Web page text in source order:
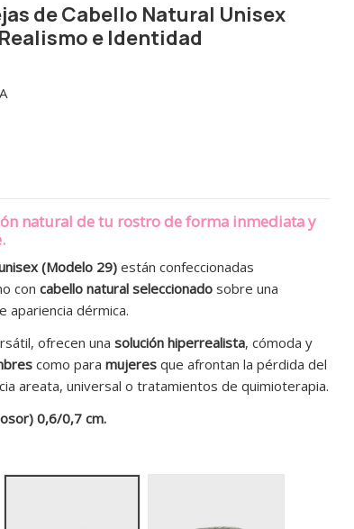
de Cabello Natural Unisex
e Identidad
natural de tu rostro de forma inmediata y
(Modelo 29)están confeccionadas
con cabello natural seleccionadosobre una
apariencia dérmica.
ofrecen una solución hiperrealista, cómoda y
como para mujeresque afrontan la pérdida del
areata, universal o tratamientos de quimioterapia.
0,6/0,7 cm.